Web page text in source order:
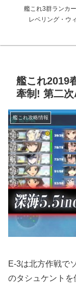
艦これ3群ランカ
レベリング・ウ
艦これ2019
牽制! 第二
艦これ攻略情報
E-3は北方作戦で
のタシュケント